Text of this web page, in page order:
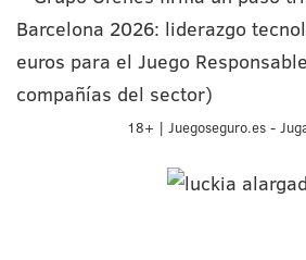
18+ | Juegoseguro.es -